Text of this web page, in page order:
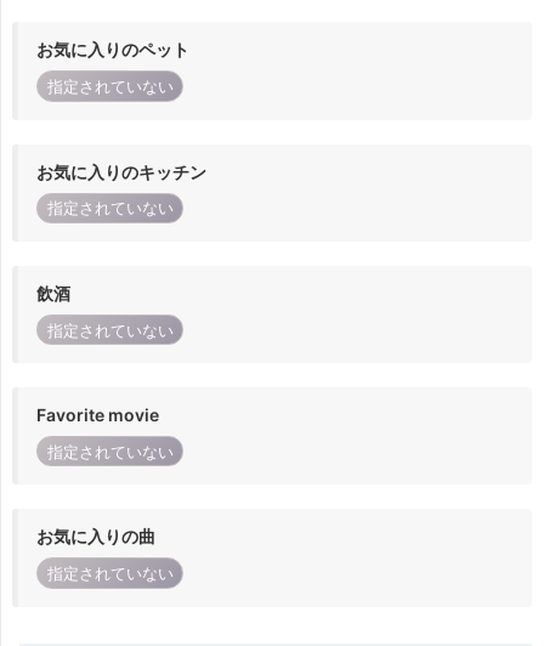
お気に入りのペット
指定されていない
お気に入りのキッチン
指定されていない
飲酒
指定されていない
Favorite movie
指定されていない
お気に入りの曲
指定されていない